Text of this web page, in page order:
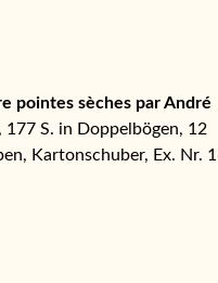
pointes sèches par André
177 S. in Doppelbögen, 12
Kartonschuber, Ex. Nr.